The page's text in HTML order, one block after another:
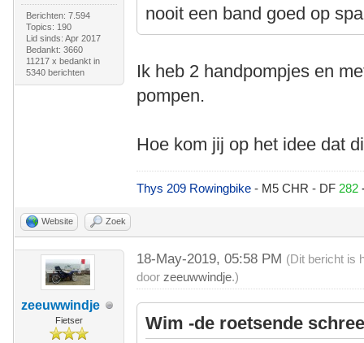
Berichten: 7.594
Topics: 190
Lid sinds: Apr 2017
Bedankt: 3660
11217 x bedankt in
5340 berichten
nooit een band goed op
Ik heb 2 handpompjes en
pompen.
Hoe kom jij op het idee dat
Thys 209 Rowingbike- M5 CHR - DF 282
Website Zoek
zeeuwwindje
Fietser
18-May-2019, 05:58 PM (Dit bericht is
door zeeuwwindje.)
Wim -de roetsende